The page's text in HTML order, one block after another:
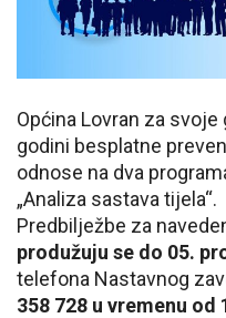
Općina Lovran za
godini besplatne
odnose na dva
„Analiza sastava tijela“.
Predbilježbe za
produžuju se do 05.
telefona Nastavnog
358 728 u vremenu od